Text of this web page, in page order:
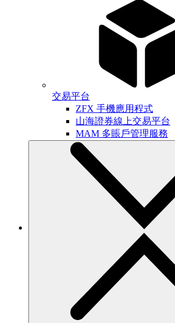
交易平台
ZFX 手機應用程式
山海證券線上交易平台
MAM 多賬戶管理服務